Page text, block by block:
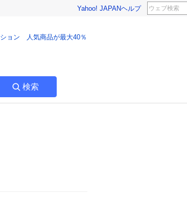
Yahoo! JAPANヘルプ
ョン 人気商品が最大40％
検索